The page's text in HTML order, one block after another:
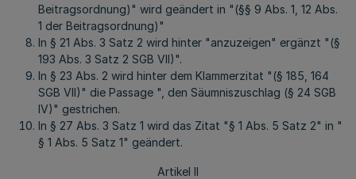
Beitragsordnung)" wird geändert in "(§§ 9 Abs. 1, 12 Abs.
1 der Beitragsordnung)"
In § 21 Abs. 3 Satz 2 wird hinter "anzuzeigen" ergänzt "(§
193 Abs. 3 Satz 2 SGB VII)".
In § 23 Abs. 2 wird hinter dem Klammerzitat "(§ 185, 164
SGB VII)" die Passage ", den Säumniszuschlag (§ 24 SGB
IV)" gestrichen.
In § 27 Abs. 3 Satz 1 wird das Zitat "§ 1 Abs. 5 Satz 2" in "
§ 1 Abs. 5 Satz 1" geändert.
Artikel II